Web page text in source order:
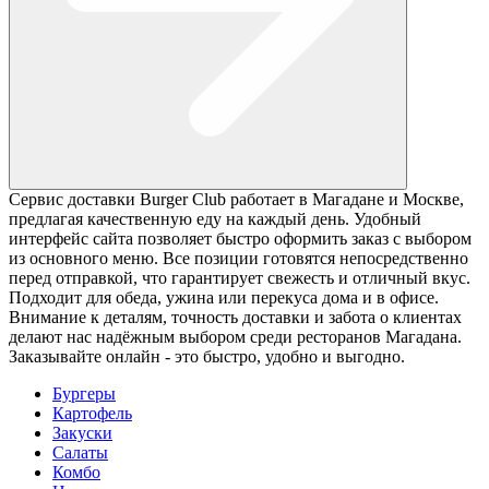
Сервис доставки Burger Club работает в Магадане и Москве,
предлагая качественную еду на каждый день. Удобный
интерфейс сайта позволяет быстро оформить заказ с выбором
из основного меню. Все позиции готовятся непосредственно
перед отправкой, что гарантирует свежесть и отличный вкус.
Подходит для обеда, ужина или перекуса дома и в офисе.
Внимание к деталям, точность доставки и забота о клиентах
делают нас надёжным выбором среди ресторанов Магадана.
Заказывайте онлайн - это быстро, удобно и выгодно.
Бургеры
Картофель
Закуски
Салаты
Комбо